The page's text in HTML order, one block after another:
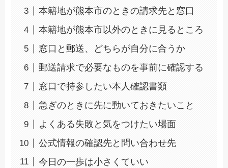
本籍地が熊本市のときの請求先と窓口
本籍地が熊本市以外のときに見るところ
窓口と郵送、どちらが自分に合うか
郵送請求で必要なものを事前に確認する
窓口で持参したい本人確認書類
急ぎのときに先に動いておきたいこと
よくある失敗と気をつけたい場面
公式情報の確認先と問い合わせ先
今日の一歩は小さくていい